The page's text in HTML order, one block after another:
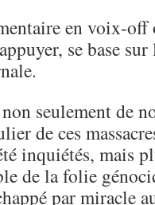
en voix-off
se base
seulement de
de ces
inquiétés, mais
de la folie
par miracle